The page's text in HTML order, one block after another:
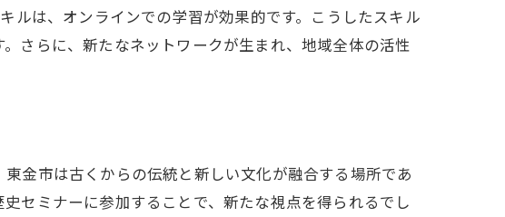
ローチ
ルは、オンラインでの学習が効果的です。こうしたスキル
さらに、新たなネットワークが生まれ、地域全体の活性
金市は古くからの伝統と新しい文化が融合する場所であ
セミナーに参加することで、新たな視点を得られるでし